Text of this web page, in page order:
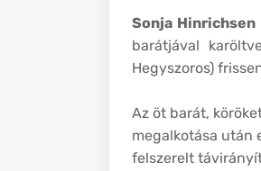
Sonja Hinrichsen
barátjával
Hegyszoros)
Az öt barát,
megalkotása után
felszerelt